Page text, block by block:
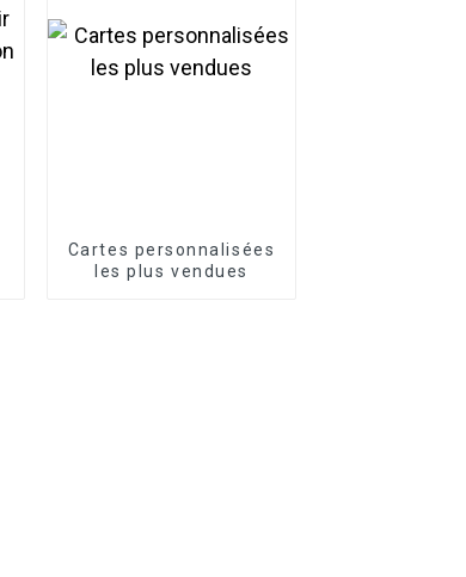
Cartes personnalisées
les plus vendues